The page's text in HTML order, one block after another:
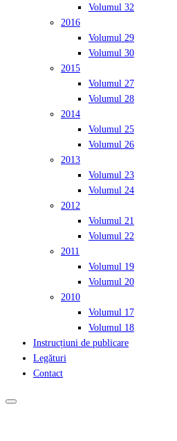
Volumul 32
2016
Volumul 29
Volumul 30
2015
Volumul 27
Volumul 28
2014
Volumul 25
Volumul 26
2013
Volumul 23
Volumul 24
2012
Volumul 21
Volumul 22
2011
Volumul 19
Volumul 20
2010
Volumul 17
Volumul 18
Instrucțiuni de publicare
Legături
Contact